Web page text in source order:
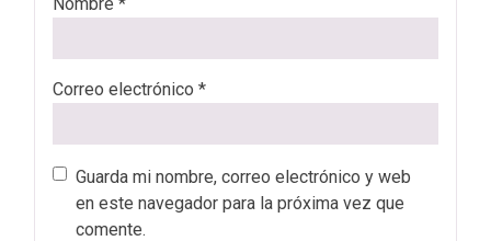
Correo electrónico *
Guarda mi nombre, correo electrónico y web
en este navegador para la próxima vez que
comente.